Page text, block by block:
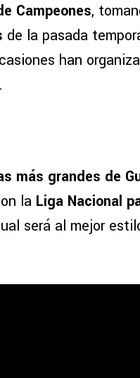
Campeones,
de la pasada
han
.
más grandes de
la Liga Nacional
será al mejor